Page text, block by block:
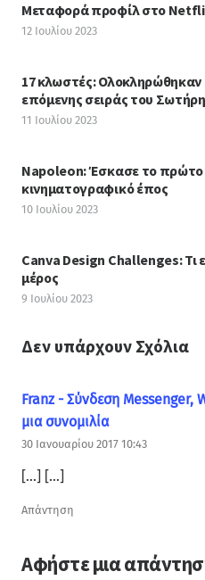
Μεταφορά προφίλ στο
12 Ιουλίου 2023
17 κλωστές: Ολοκληρώθηκαν
επόμενης σειράς του
11 Ιουλίου 2023
Napoleon: Έσκασε το πρώτο
κινηματογραφικό έπος
10 Ιουλίου 2023
Canva Design Challenges: Τι
μέρος
9 Ιουλίου 2023
Δεν υπάρχουν Σχόλια
Franz - Σύνδεση Messenger,
μια συνομιλία
30 Ιανουαρίου 2017 10:43
[…] […]
Απάντηση
Αφήστε μια